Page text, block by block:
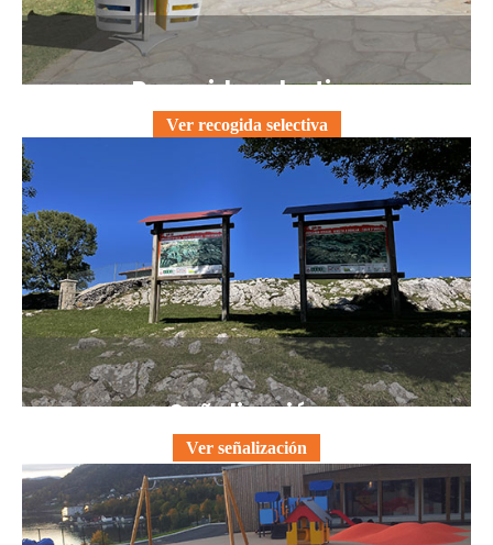
Recogida selectiva
Ver recogida selectiva
Señalización
Ver señalización